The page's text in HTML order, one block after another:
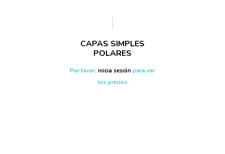
CAPAS SIMPLES
POLARES
Por favor,inicia sesión para ver
los precios